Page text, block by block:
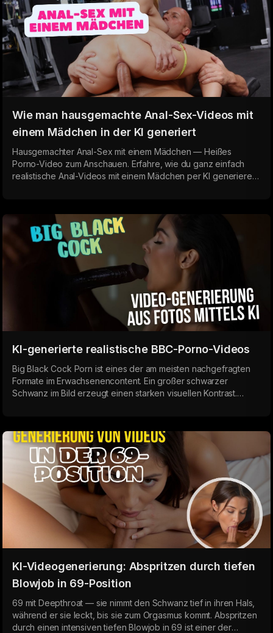
Wie man hausgemachte Anal-Sex-Videos mit
einem Mädchen in der KI generiert
Hausgemachter Anal-Sex mit einem Mädchen — Heißes
Porno-Video zum Anschauen. Erfahre, wie du ganz einfach
realistische Anal-Videos mit einem Mädchen per KI generieren
KI-generierte realistische BBC-Porno-Videos
Big Black Cock Porn ist eines der am meisten nachgefragten
Formate im Erwachsenencontent. Ein großer schwarzer
Schwanz im Bild erzeugt einen starken visuellen Kontrast.
die Größe des Schwanzes absolute Dominanz unterstreicht.
KI-Videogenerierung: Abspritzen durch tiefen
Blowjob in 69-Position
69 mit Deepthroat — sie nimmt den Schwanz tief in ihren Hals,
während er sie leckt, bis sie zum Orgasmus kommt. Abspritzen
durch einen intensiven tiefen Blowjob in 69 ist einer der